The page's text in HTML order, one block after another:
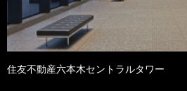
住友不動産六本木セントラルタワー